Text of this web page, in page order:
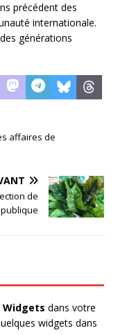
précédent des
internationale.
générations
affaires de
de
dans votre
widgets dans